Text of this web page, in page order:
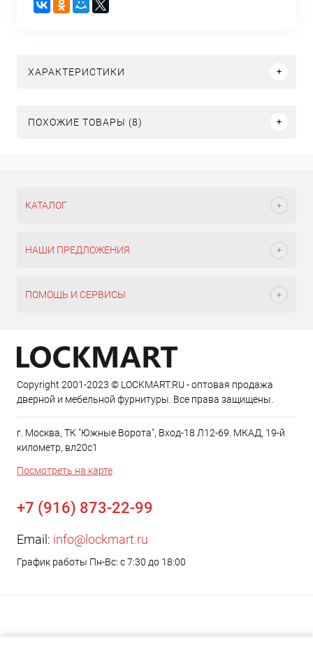
ХАРАКТЕРИСТИКИ
ПОХОЖИЕ ТОВАРЫ (8)
КАТАЛОГ
НАШИ ПРЕДЛОЖЕНИЯ
ПОМОЩЬ И СЕРВИСЫ
Copyright 2001-2023 © LOCKMART.RU - оптовая продажа
дверной и мебельной фурнитуры. Все права защищены.
г. Москва, ТК "Южные Ворота", Вход-18 Л12-69. МКАД, 19-й
километр, вл20с1
Посмотреть на карте
+7 (916) 873-22-99
Email: info@lockmart.ru
График работы Пн-Вс: с 7:30 до 18:00